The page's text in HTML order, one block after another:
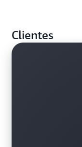
preferido,
nuvem
Clientes